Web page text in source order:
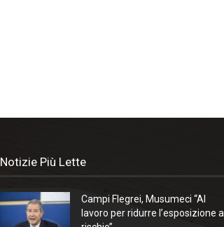
Notizie Più Lette
Campi Flegrei, Musumeci “Al
lavoro per ridurre l’esposizione al